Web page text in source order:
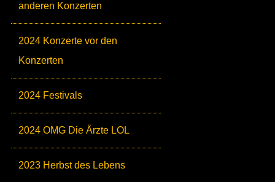
anderen Konzerten
2024 Konzerte vor den
Konzerten
2024 Festivals
2024 OMG Die Ärzte LOL
2023 Herbst des Lebens